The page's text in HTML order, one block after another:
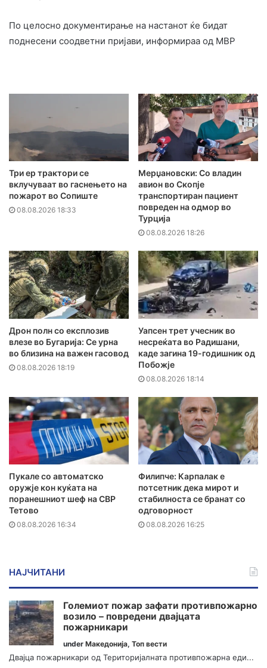
По целосно документирање на настанот ќе бидат
поднесени соодветни пријави, информираа од МВР
Три ер трактори се
вклучуваат во гаснењето на
пожарот во Сопиште
08.08.2026 18:33
Мерџановски: Со владин
авион во Скопје
транспортиран пациент
повреден на одмор во
Турција
08.08.2026 18:26
Дрон полн со експлозив
влезе во Бугарија: Се урна
во близина на важен гасовод
08.08.2026 18:19
Уапсен трет учесник во
несреќата во Радишани,
каде загина 19-годишник од
Побожје
08.08.2026 18:14
Пукале со автоматско
оружје кон куќата на
поранешниот шеф на СВР
Тетово
08.08.2026 16:34
Филипче: Карпалак е
потсетник дека мирот и
стабилноста се бранат со
одговорност
08.08.2026 16:25
НАЈЧИТАНИ
Големиот пожар зафати противпожарно
возило – повредени двајцата
пожарникари
under Македонија, Топ вести
Двајца пожарникари од Територијалната противпожарна еди...